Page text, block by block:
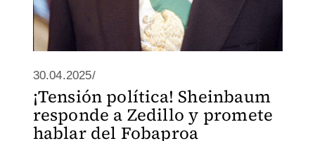
30.04.2025/
¡Tensión política! Sheinbaum
responde a Zedillo y promete
hablar del Fobaproa